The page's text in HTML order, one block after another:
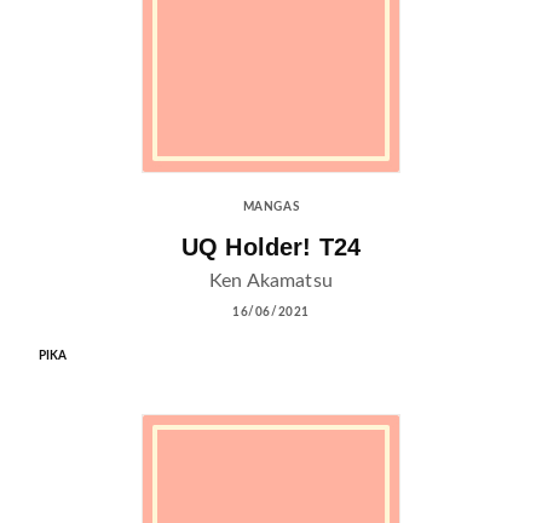
MANGAS
UQ Holder! T24
Ken Akamatsu
16/06/2021
PIKA